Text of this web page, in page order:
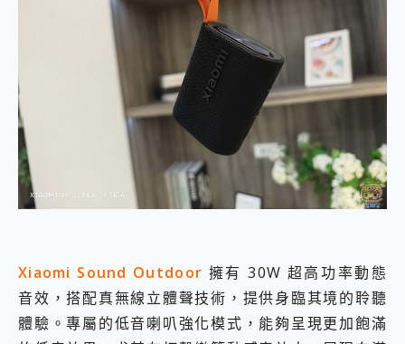
Xiaomi Sound Outdoor 擁有 30W 超高功率動態
音效，搭配真無線立體聲技術，提供身臨其境的聆聽
體驗。專屬的低音喇叭強化模式，能夠呈現更加飽滿